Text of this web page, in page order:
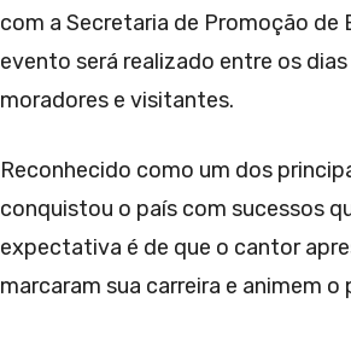
com a Secretaria de Promoção de
evento será realizado entre os dias
moradores e visitantes.
Reconhecido como um dos
conquistou o país com sucessos
expectativa é de que o cantor
marcaram sua carreira e animem